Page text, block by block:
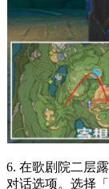
6. 在歌剧院二层
对话选项。选择